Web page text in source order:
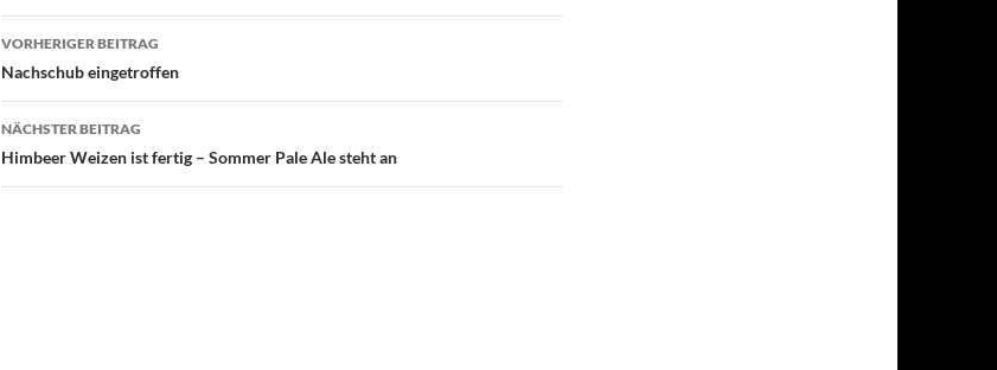
Beitragsnavigation
VORHERIGER BEITRAG
Nachschub eingetroffen
NÄCHSTER BEITRAG
Himbeer Weizen ist fertig – Sommer Pale Ale steht an